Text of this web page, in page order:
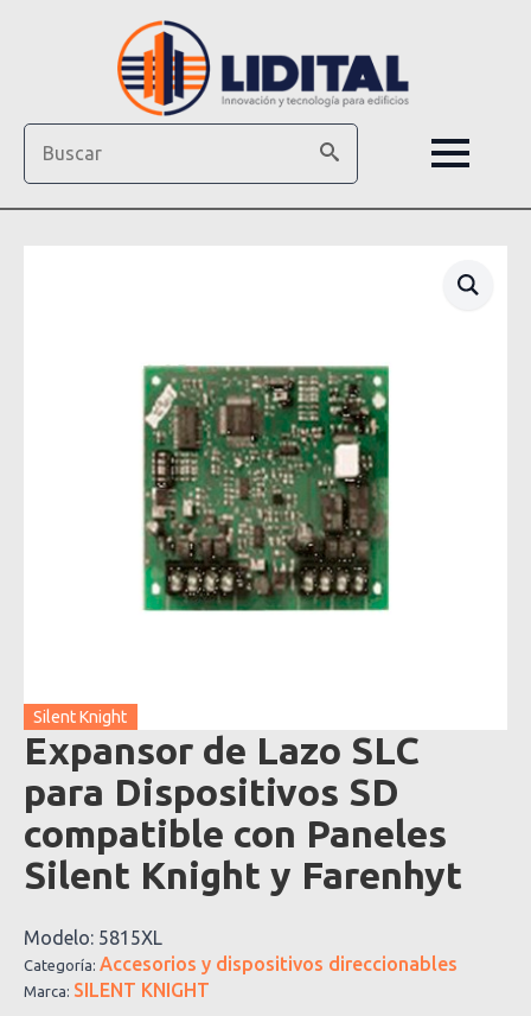
Silent Knight
Expansor de Lazo SLC
para Dispositivos SD
compatible con Paneles
Silent Knight y Farenhyt
Modelo: 5815XL
Categoría: Accesorios y dispositivos direccionables
Marca: SILENT KNIGHT